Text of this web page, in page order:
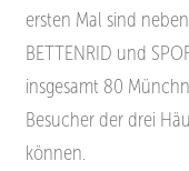
ersten Mal sind
BETTENRID und
insgesamt 80
Besucher der drei
können.